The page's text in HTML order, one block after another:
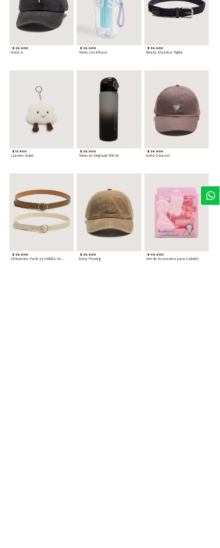
$ 29.900
Gorra A
$ 29.900
Termo con infusor
$ 29.900
Reata Elastica Tejida
$ 12.900
Llavero Nube
$ 29.900
Termo en Degrade 500 ml
$ 29.900
Gorra Corazon
$ 29.900
Cinturones Pack x2 Hebilla Ovalada
$ 29.900
Gorra Flowing
$ 49.900
Set de Accesorios para Cabello